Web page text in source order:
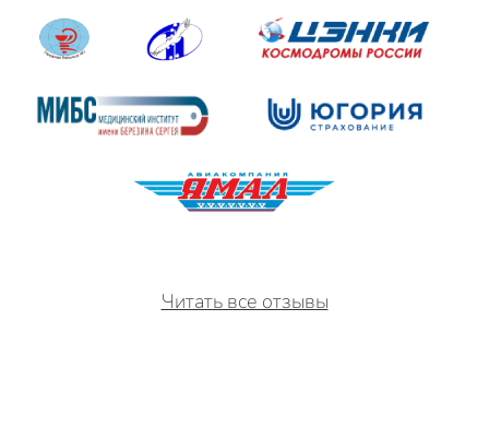
Читать все отзывы